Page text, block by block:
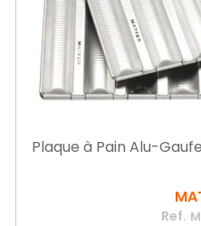
Plaque à Pain Alu-
Ref.